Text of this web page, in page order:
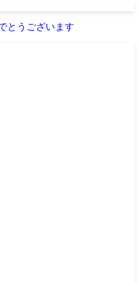
とうございます